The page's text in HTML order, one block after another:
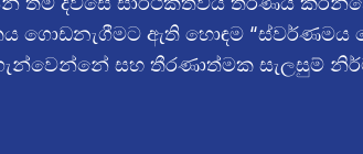
ගොඩනැගීමට ඇති හොඳම “ස්වර්ණමය
ගැන්වෙන්නේ සහ තීරණාත්මක සැලසුම්